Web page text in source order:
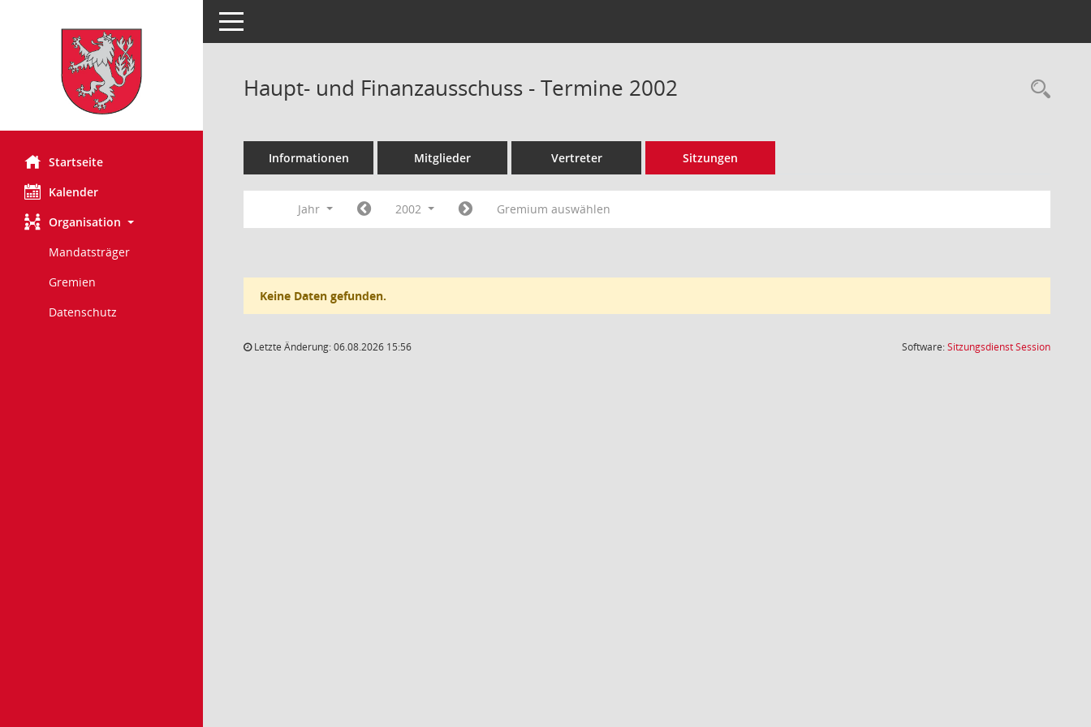
Startseite
Kalender
Organisation
Mandatsträger
Gremien
Datenschutz
Toggle navigation
Haupt- und Finanzausschuss - Termine 2002
Informationen Mitglieder Vertreter Sitzungen
Jahr 2002 Gremium auswählen
Keine Daten gefunden.
Letzte Änderung: 06.08.2026 15:56 Software:SitzungsdienstSession(Wird in